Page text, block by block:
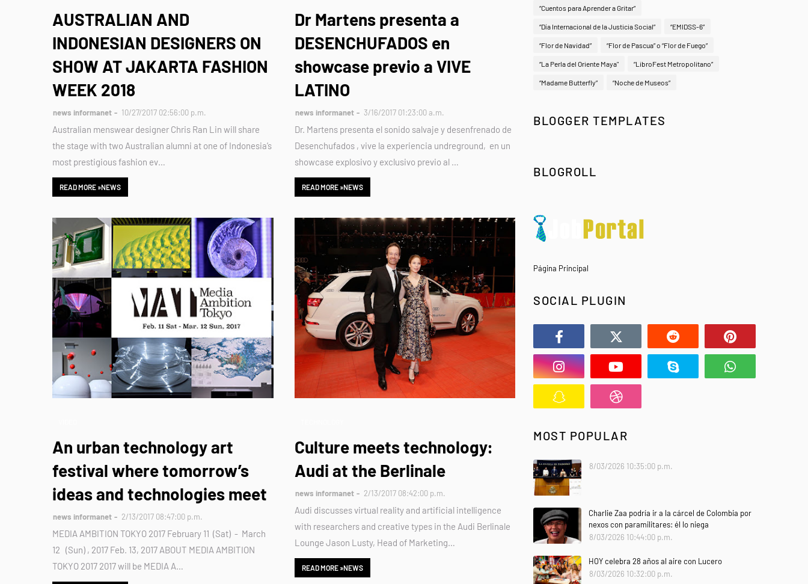
AUSTRALIAN AND
INDONESIAN DESIGNERS ON
SHOW AT JAKARTA FASHION
WEEK 2018
news informanet 10/27/2017 02:56:00 p.m.
Australian menswear designer Chris Ran Lin will share
the stage with two Australian alumni at one of Indonesia’s
most prestigious fashion ev…
READ MORE »NEWS
Dr Martens presenta a
DESENCHUFADOS en
showcase previo a VIVE
LATINO
news informanet 3/16/2017 01:23:00 a.m.
Dr. Martens presenta el sonido salvaje y desenfrenado de
Desenchufados , vive la experiencia undreground, en un
showcase explosivo y exclusivo previo al …
READ MORE »NEWS
An urban technology art
festival where tomorrow’s
ideas and technologies meet
news informanet 2/13/2017 08:47:00 p.m.
MEDIA AMBITION TOKYO 2017 February 11 (Sat) - March
12 (Sun) , 2017 Feb. 13, 2017 ABOUT MEDIA AMBITION
TOKYO 2017 2017 will be MEDIA A…
Culture meets technology:
Audi at the Berlinale
news informanet 2/13/2017 08:42:00 p.m.
Audi discusses virtual reality and artificial intelligence
with researchers and creative types in the Audi Berlinale
Lounge Jason Lusty, Head of Marketing…
READ MORE »NEWS
“Cuentos para Aprender a Gritar”
“Día Internacional de la Justicia Social” “EMIDSS-6”
“Flor de Navidad” “Flor de Pascua” o “Flor de Fuego”
“La Perla del Oriente Maya" “LibroFest Metropolitano”
“Madame Butterfly” “Noche de Museos”
BLOGGER TEMPLATES
BLOGROLL
Página Principal
SOCIAL PLUGIN
MOST POPULAR
8/03/2026 10:35:00 p.m.
Charlie Zaa podría ir a la cárcel de Colombia por
nexos con paramilitares: él lo niega
8/03/2026 10:44:00 p.m.
HOY celebra 28 años al aire con Lucero
8/03/2026 10:32:00 p.m.